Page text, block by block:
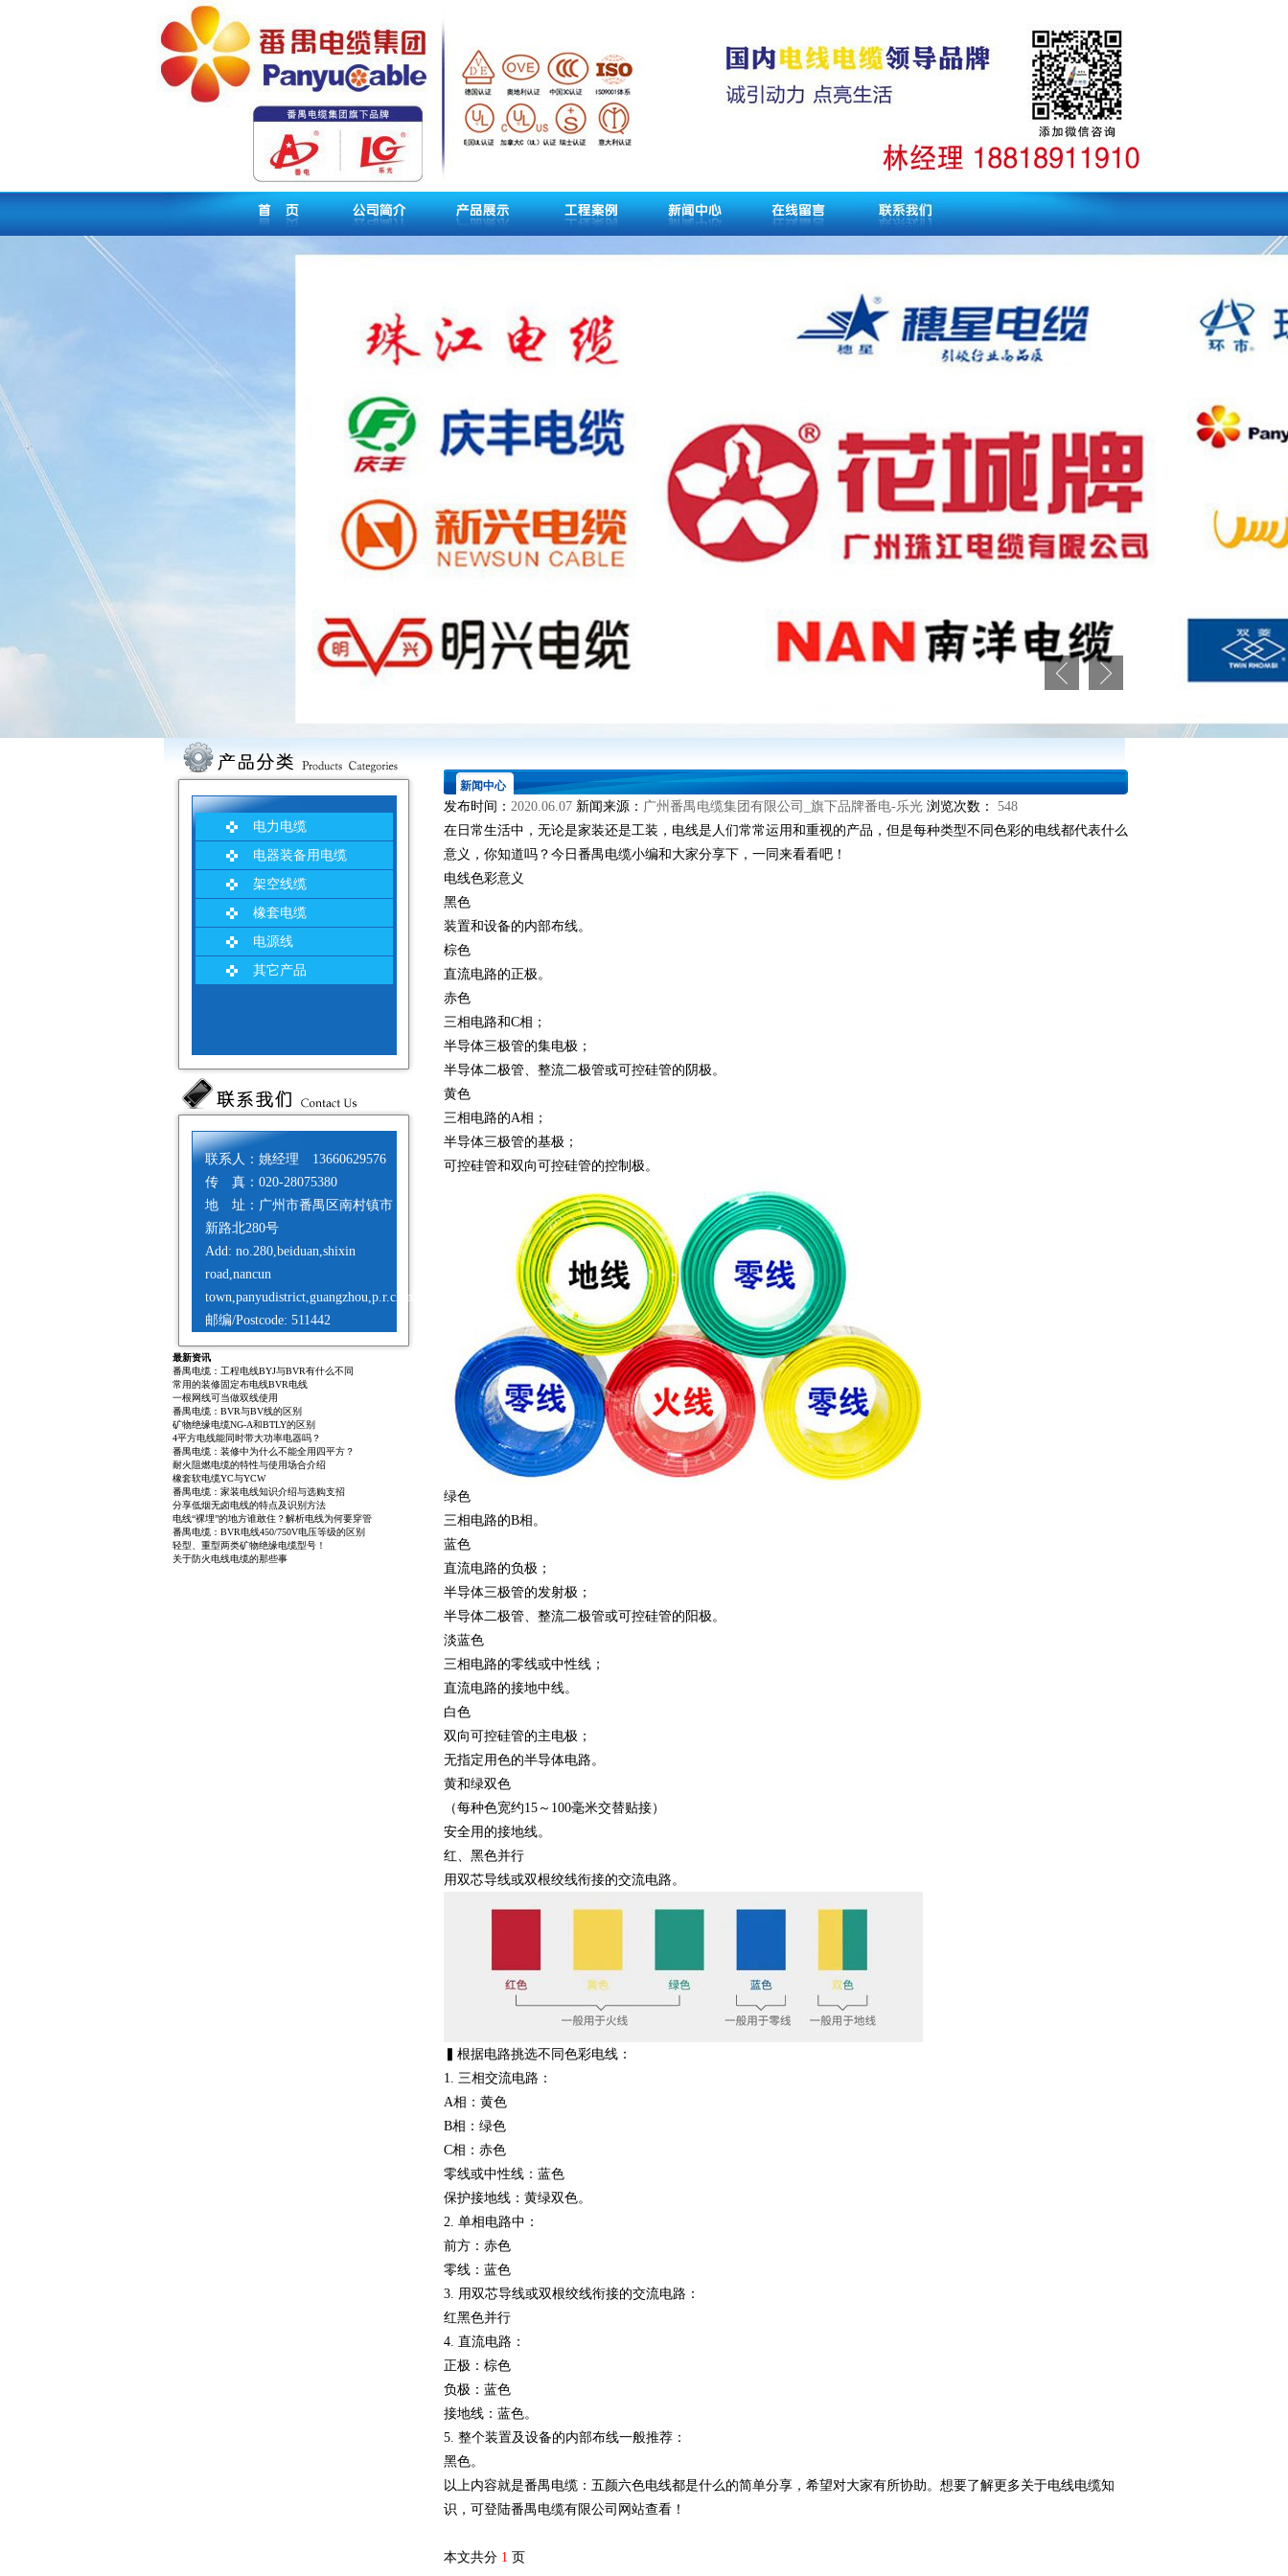
电力电缆
电器装备用电缆
架空线缆
橡套电缆
电源线
其它产品
联系人：姚经理 13660629576
传 真：020-28075380
地 址：广州市番禺区南村镇市
新路北280号
Add: no.280,beiduan,shixin
road,nancun
town,panyudistrict,guangzhou,p.r.china
邮编/Postcode: 511442
最新资讯
番禺电缆：工程电线BYJ与BVR有什么不同
常用的装修固定布电线BVR电线
一根网线可当做双线使用
番禺电缆：BVR与BV线的区别
矿物绝缘电缆NG-A和BTLY的区别
4平方电线能同时带大功率电器吗？
番禺电缆：装修中为什么不能全用四平方？
耐火阻燃电缆的特性与使用场合介绍
橡套软电缆YC与YCW
番禺电缆：家装电线知识介绍与选购支招
分享低烟无卤电线的特点及识别方法
电线“裸埋”的地方谁敢住？解析电线为何要穿管
番禺电缆：BVR电线450/750V电压等级的区别
轻型、重型两类矿物绝缘电缆型号！
关于防火电线电缆的那些事
新闻中心
发布时间： 2020.06.07新闻来源： 广州番禺电缆集团有限公司_旗下品牌番电-乐光浏览次数：
548
在日常生活中，无论是家装还是工装，电线是人们常常运用和重视的产品，但是每种类型不同色彩的电线都代表什么
意义，你知道吗？今日番禺电缆小编和大家分享下，一同来看看吧！
电线色彩意义
黑色
装置和设备的内部布线。
棕色
直流电路的正极。
赤色
三相电路和C相；
半导体三极管的集电极；
半导体二极管、整流二极管或可控硅管的阴极。
黄色
三相电路的A相；
半导体三极管的基极；
可控硅管和双向可控硅管的控制极。
绿色
三相电路的B相。
蓝色
直流电路的负极；
半导体三极管的发射极；
半导体二极管、整流二极管或可控硅管的阳极。
淡蓝色
三相电路的零线或中性线；
直流电路的接地中线。
白色
双向可控硅管的主电极；
无指定用色的半导体电路。
黄和绿双色
（每种色宽约15～100毫米交替贴接）
安全用的接地线。
红、黑色并行
用双芯导线或双根绞线衔接的交流电路。
▍根据电路挑选不同色彩电线：
1. 三相交流电路：
A相：黄色
B相：绿色
C相：赤色
零线或中性线：蓝色
保护接地线：黄绿双色。
2. 单相电路中：
前方：赤色
零线：蓝色
3. 用双芯导线或双根绞线衔接的交流电路：
红黑色并行
4. 直流电路：
正极：棕色
负极：蓝色
接地线：蓝色。
5. 整个装置及设备的内部布线一般推荐：
黑色。
以上内容就是番禺电缆：五颜六色电线都是什么的简单分享，希望对大家有所协助。想要了解更多关于电线电缆知
识，可登陆番禺电缆有限公司网站查看！
本文共分 1 页